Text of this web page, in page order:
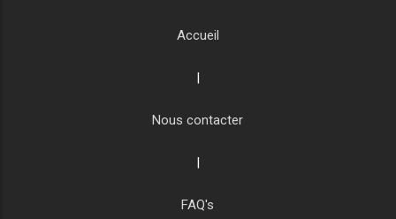
Accueil
Nous contacter
FAQ's